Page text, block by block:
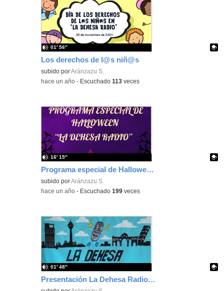
Los derechos de l@s niñ@s
Contenido educativo.
subido porAránzazu S.
01′ 56″
-hace un año - Escuchado113 veces
Programa especial de Halloween de "La Dehesa Radio"
Contenido educativo.
subido porAránzazu S.
16′ 15″
-hace un año - Escuchado199 veces
Presentación La Dehesa Radio inicio de curso 24-25
01′ 48″